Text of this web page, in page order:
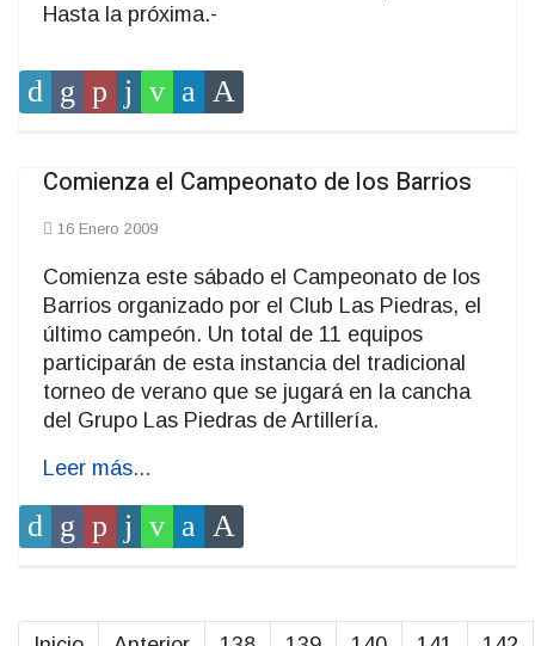
Hasta la próxima.-
Comienza el Campeonato de los Barrios
16 Enero 2009
Comienza este sábado el Campeonato de los
Barrios organizado por el Club Las Piedras, el
último campeón. Un total de 11 equipos
participarán de esta instancia del tradicional
torneo de verano que se jugará en la cancha
del Grupo Las Piedras de Artillería.
Leer más...